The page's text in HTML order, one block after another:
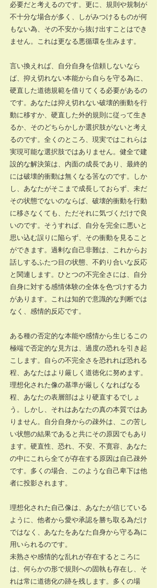
必要だと考えるのです。更に、規則や規制が
不十分な場合が多く、しがみつけるものが何
もない為、その不安から抜け出すことはでき
ません。これは更なる悪循環を生みます。
言い換えれば、自分自身を信頼しないなら
ば、抑え切れない本能から自らを守る為に、
硬直した道徳規範を借りてくる必要があるの
です。あなたは抑え切れない破壊的衝動を行
動に移すか、硬直した外的規則に従って生き
るか、そのどちらかしか選択肢がないと考え
るのです。全くのところ、現実ではこれらは
実現可能な選択肢ではありません。健全で建
設的な解決策は、内面の成長であり、最終的
には破壊的衝動は無くなる筈なのです。しか
し、あなたがそこまで成長しておらず、未だ
その状態でないのならば、破壊的衝動を行動
に移さなくても、ただそれに気づくだけで良
いのです。そうすれば、自分を完全に悪いと
思い込む誤りに陥らず、その衝動を見ること
ができます。過剰な自己非難は、これからお
話しするふたつ目の状態、不釣り合いな反応
と関連します。ひとつの不完全さには、自分
自身に対する感情体験の全体を色づけする力
があります。これは知的で意識的な判断では
なく、感情的反応です。
ある種の否定的な本能や感情から生じるこの
極端で否定的な見方は、過度の恐れを引き起
こします。自らの不完全さを恐れれば恐れる
程、あなたはより厳しく道徳化に努めます。
理想化された像の基準が厳しくなればなる
程、あなたの表層部はより硬直するでしょ
う。しかし、それはあなたの真の本質ではあ
りません。自分自身からの疎外は、この苦し
い状態の結果であると共にその原因でもあり
ます。硬直性、恐れ、不安、不寛容、あなた
の中にこれら全てが存在する原因は自己疎外
です。多くの場合、このような自己卑下は他
者に投影されます。
理想化された自己像は、あなたが信じている
ように、他者から愛や承認を勝ち取る為だけ
ではなく、あなたをあなた自身から守る為に
用いられるのです。
未熟さや感情的な乱れが存在するところに
は、何らかの形で規則への固執も存在し、そ
れは常に道徳化の跡を残します。多くの場